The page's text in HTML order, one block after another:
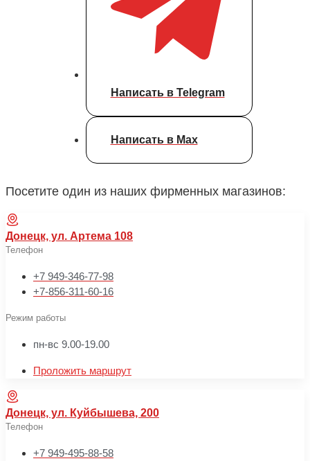
Написать в Telegram
Написать в Max
Посетите один из наших фирменных магазинов:
Донецк, ул. Артема 108
Телефон
+7 949-346-77-98
+7-856-311-60-16
Режим работы
пн-вс 9.00-19.00
Проложить маршрут
Донецк, ул. Куйбышева, 200
Телефон
+7 949-495-88-58